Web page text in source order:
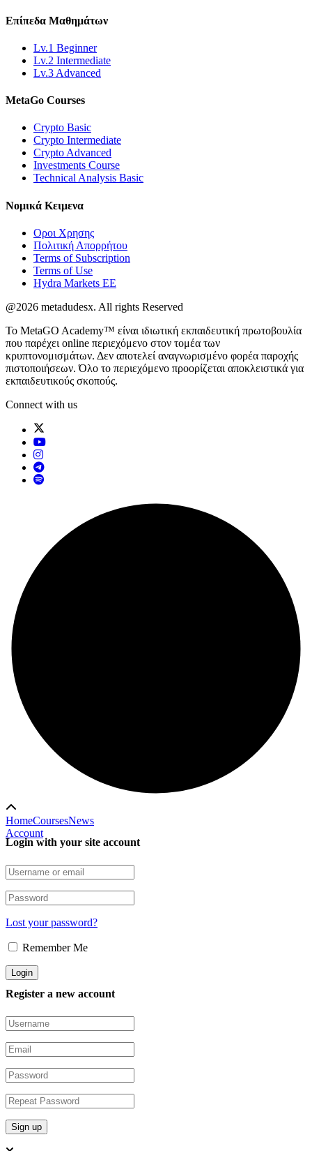
Επίπεδα Μαθημάτων
Lv.1 Beginner
Lv.2 Intermediate
Lv.3 Advanced
MetaGo Courses
Crypto Basic
Crypto Intermediate
Crypto Advanced
Investments Course
Technical Analysis Basic
Νομικά Κειμενα
Οροι Χρησης
Πολιτική Απορρήτου
Terms of Subscription
Terms of Use
Hydra Markets EE
@2026 metadudesx. All rights Reserved
Το MetaGO Academy™ είναι ιδιωτική εκπαιδευτική πρωτοβουλία
που παρέχει online περιεχόμενο στον τομέα των
κρυπτονομισμάτων. Δεν αποτελεί αναγνωρισμένο φορέα παροχής
πιστοποιήσεων. Όλο το περιεχόμενο προορίζεται αποκλειστικά για
εκπαιδευτικούς σκοπούς.
Connect with us
HomeCoursesNews
Account
Login with your site account
Lost your password?
Remember Me
Register a new account